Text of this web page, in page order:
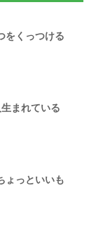
をくっつける
まれている
ょっといいも